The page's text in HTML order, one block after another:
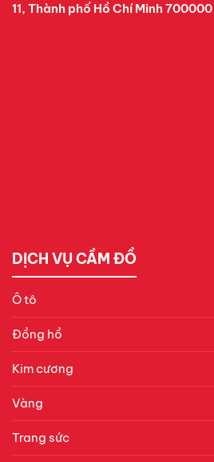
11, Thành phố Hồ Chí Minh 700000
DỊCH VỤ CẦM ĐỒ
Ô tô
Đồng hồ
Kim cương
Vàng
Trang sức